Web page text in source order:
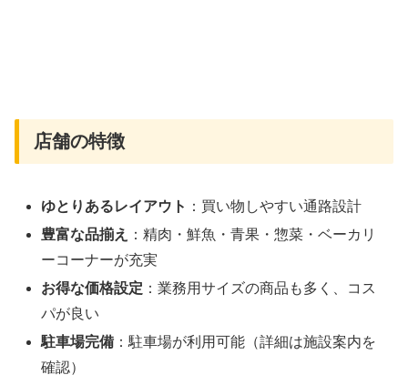
店舗の特徴
ゆとりあるレイアウト ：買い物しやすい通路設計
豊富な品揃え
：精肉・鮮魚・青果・惣菜・ベーカリ
ーコーナーが充実
お得な価格設定 ：業務用サイズの商品も多く、コス
パが良い
駐車場完備 ：駐車場が利用可能（詳細は施設案内を
確認）